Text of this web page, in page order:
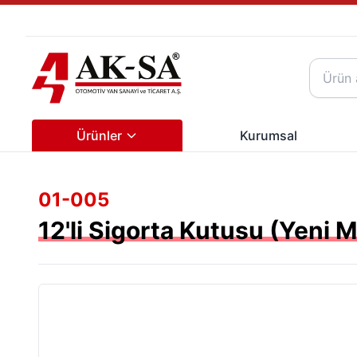
Ürünler Kurumsal
01-005
12'li Sigorta Kutusu (Yeni